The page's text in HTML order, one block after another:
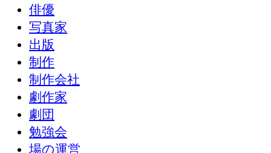
俳優
写真家
出版
制作
制作会社
劇作家
劇団
勉強会
場の運営